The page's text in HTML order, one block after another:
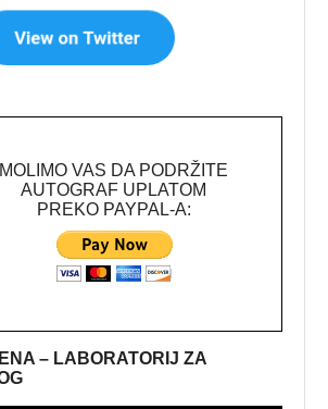
MOLIMO VAS DA PODRŽITE
AUTOGRAF UPLATOM
PREKO PAYPAL-A:
– LABORATORIJ ZA